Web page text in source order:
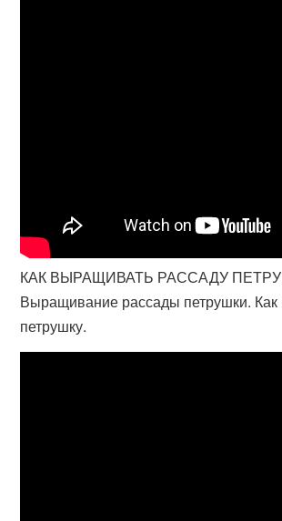
КАК ВЫРАЩИВАТЬ РАССАДУ
Выращивание рассады петрушки.
петрушку.